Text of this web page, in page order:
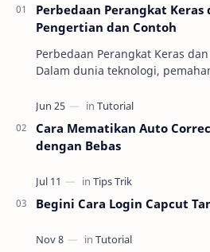
Perbedaan Perangkat
Pengertian dan Contoh
Perbedaan Perangkat Keras dan
Dalam dunia teknologi,
Cara Mematikan Auto
dengan Bebas
Begini Cara Login Capcut